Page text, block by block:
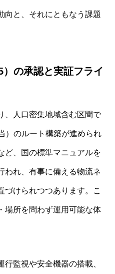
向と、それにともなう課題
の承認と実証フライ
、人口密集地域含む区間で
）のルート構築が進められ
ど、国の標準マニュアルを
われ、有事に備える物流ネ
づけられつつあります。こ
場所を問わず運用可能な体
監視や安全機器の搭載、